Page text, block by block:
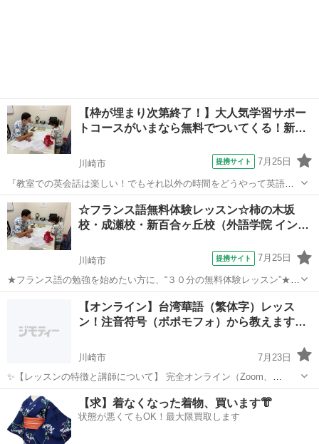
【枠が埋まり次第終了！】大人気学習サポー
トコースがいまなら無料でついてくる！新…
川崎市 提携サイト 7月25日
『教室での英会話は楽しい！でもそれ以外の時間をどうやって英語に
活かしたらいいか分からない・・・』 『英会話学校では日常や教科書
の会話を沢山学ぶけど、試験の対策もお得に欲張れたら・・・』 そん
な生徒様のお声を反映して、この度...
神奈川 川崎市
☆フランス語無料体験レッスン☆柿の木坂
校・成瀬校・新百合ヶ丘校（外語学院 イン…
川崎市 提携サイト 7月25日
★フランス語の勉強を始めたい方に、“３０分の無料体験レッスン”★
世界26か国で幅広く話されるだけでなく、国際機関での公用語として
も使用されるフランス語。 世界中を言語の壁を感じずに旅をしたい、
また国際機関で将来働きたい！...
フランス語
【オンライン】台湾華語（繁体字）レッス
ン！注音符号（ボポモフォ）から教えます
川崎市
7月23日
✨【レッスンの特徴と講師について】 完全オンライン（Zoom、
Google Meet、Discord...など）で行いますので、日本全国どこからで
もご受講いただけます！ 台湾からの留学生で、講師としての経験はま
だあり...
神奈川 中国語 台湾
【求】着なくなった着物、買います👘
状態が悪くてもOK！最大限買取します